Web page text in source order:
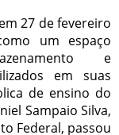
27 de fevereiro
um espaço
e
em suas
de ensino do
Sampaio Silva,
Federal, passou